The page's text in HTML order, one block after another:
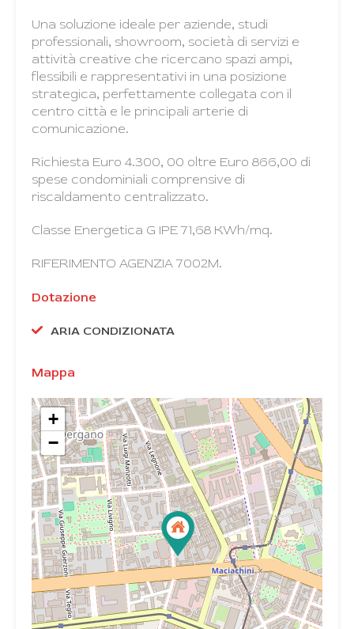
Una soluzione ideale per aziende, studi
professionali, showroom, società di servizi e
attività creative che ricercano spazi ampi,
flessibili e rappresentativi in una posizione
strategica, perfettamente collegata con il
centro città e le principali arterie di
comunicazione.
Richiesta Euro 4.300, 00 oltre Euro 866,00 di
spese condominiali comprensive di
riscaldamento centralizzato.
Classe Energetica G IPE 71,68 KWh/mq.
RIFERIMENTO AGENZIA 7002M.
Dotazione
ARIA CONDIZIONATA
Mappa
+
−